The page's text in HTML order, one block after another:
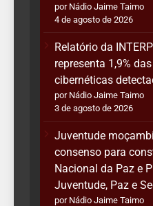
por Nádio Jaime Taimo
4 de agosto de 2026
Relatório da
representa 1,9%
cibernéticas
por Nádio Jaime Taimo
3 de agosto de 2026
Juventude
consenso para
Nacional da Paz e
Juventude, Paz e
por Nádio Jaime Taimo